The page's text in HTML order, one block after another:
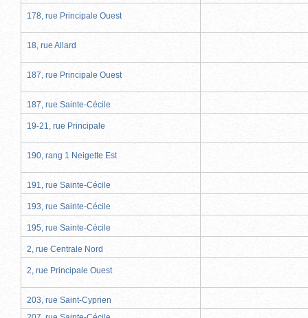
178, rue Principale Ouest
18, rue Allard
187, rue Principale Ouest
187, rue Sainte-Cécile
19-21, rue Principale
190, rang 1 Neigette Est
191, rue Sainte-Cécile
193, rue Sainte-Cécile
195, rue Sainte-Cécile
2, rue Centrale Nord
2, rue Principale Ouest
203, rue Saint-Cyprien